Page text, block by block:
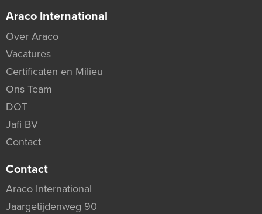
Araco International
Over Araco
Vacatures
Certificaten en Milieu
Ons Team
DOT
Jafi BV
Contact
Contact
Araco International
Jaargetijdenweg 90